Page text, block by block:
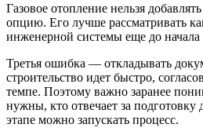
Газовое отопление нельзя
опцию. Его лучше рассматривать
инженерной системы еще до начала
Третья ошибка — откладывать
строительство идет быстро,
темпе. Поэтому важно заранее
нужны, кто отвечает за подготовку
этапе можно запускать процесс.